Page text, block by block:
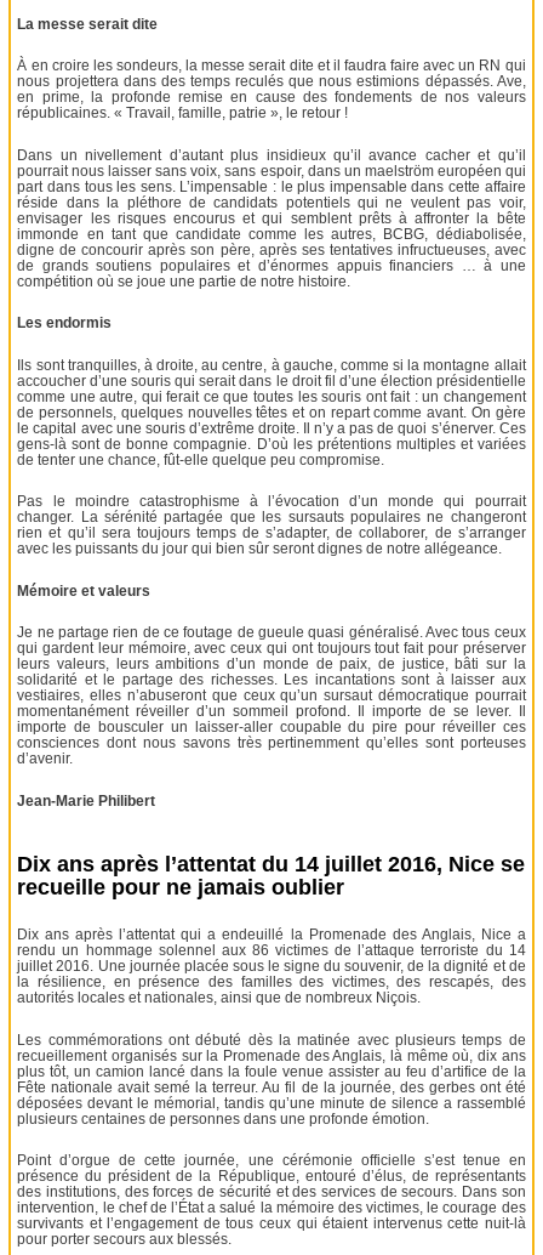
La messe serait dite
À en croire les sondeurs, la messe serait dite et il faudra faire avec un RN qui
nous projettera dans des temps reculés que nous estimions dépassés. Ave,
en prime, la profonde remise en cause des fondements de nos valeurs
républicaines. « Travail, famille, patrie », le retour !
Dans un nivellement d’autant plus insidieux qu’il avance cacher et qu’il
pourrait nous laisser sans voix, sans espoir, dans un maelström européen qui
part dans tous les sens. L’impensable : le plus impensable dans cette affaire
réside dans la pléthore de candidats potentiels qui ne veulent pas voir,
envisager les risques encourus et qui semblent prêts à affronter la bête
immonde en tant que candidate comme les autres, BCBG, dédiabolisée,
digne de concourir après son père, après ses tentatives infructueuses, avec
de grands soutiens populaires et d’énormes appuis financiers … à une
compétition où se joue une partie de notre histoire.
Les endormis
Ils sont tranquilles, à droite, au centre, à gauche, comme si la montagne allait
accoucher d’une souris qui serait dans le droit fil d’une élection présidentielle
comme une autre, qui ferait ce que toutes les souris ont fait : un changement
de personnels, quelques nouvelles têtes et on repart comme avant. On gère
le capital avec une souris d’extrême droite. Il n’y a pas de quoi s’énerver. Ces
gens-là sont de bonne compagnie. D’où les prétentions multiples et variées
de tenter une chance, fût-elle quelque peu compromise.
Pas le moindre catastrophisme à l’évocation d’un monde qui pourrait
changer. La sérénité partagée que les sursauts populaires ne changeront
rien et qu’il sera toujours temps de s’adapter, de collaborer, de s’arranger
avec les puissants du jour qui bien sûr seront dignes de notre allégeance.
Mémoire et valeurs
Je ne partage rien de ce foutage de gueule quasi généralisé. Avec tous ceux
qui gardent leur mémoire, avec ceux qui ont toujours tout fait pour préserver
leurs valeurs, leurs ambitions d’un monde de paix, de justice, bâti sur la
solidarité et le partage des richesses. Les incantations sont à laisser aux
vestiaires, elles n’abuseront que ceux qu’un sursaut démocratique pourrait
momentanément réveiller d’un sommeil profond. Il importe de se lever. Il
importe de bousculer un laisser-aller coupable du pire pour réveiller ces
consciences dont nous savons très pertinemment qu’elles sont porteuses
d’avenir.
Jean-Marie Philibert
Dix ans après l’attentat du 14 juillet 2016, Nice se
recueille pour ne jamais oublier
Dix ans après l’attentat qui a endeuillé la Promenade des Anglais, Nice a
rendu un hommage solennel aux 86 victimes de l’attaque terroriste du 14
juillet 2016. Une journée placée sous le signe du souvenir, de la dignité et de
la résilience, en présence des familles des victimes, des rescapés, des
autorités locales et nationales, ainsi que de nombreux Niçois.
Les commémorations ont débuté dès la matinée avec plusieurs temps de
recueillement organisés sur la Promenade des Anglais, là même où, dix ans
plus tôt, un camion lancé dans la foule venue assister au feu d’artifice de la
Fête nationale avait semé la terreur. Au fil de la journée, des gerbes ont été
déposées devant le mémorial, tandis qu’une minute de silence a rassemblé
plusieurs centaines de personnes dans une profonde émotion.
Point d’orgue de cette journée, une cérémonie officielle s’est tenue en
présence du président de la République, entouré d’élus, de représentants
des institutions, des forces de sécurité et des services de secours. Dans son
intervention, le chef de l’État a salué la mémoire des victimes, le courage des
survivants et l’engagement de tous ceux qui étaient intervenus cette nuit-là
pour porter secours aux blessés.